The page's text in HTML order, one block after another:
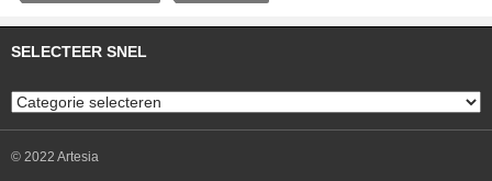
SELECTEER SNEL
Selecteer
© 2022 Artesia